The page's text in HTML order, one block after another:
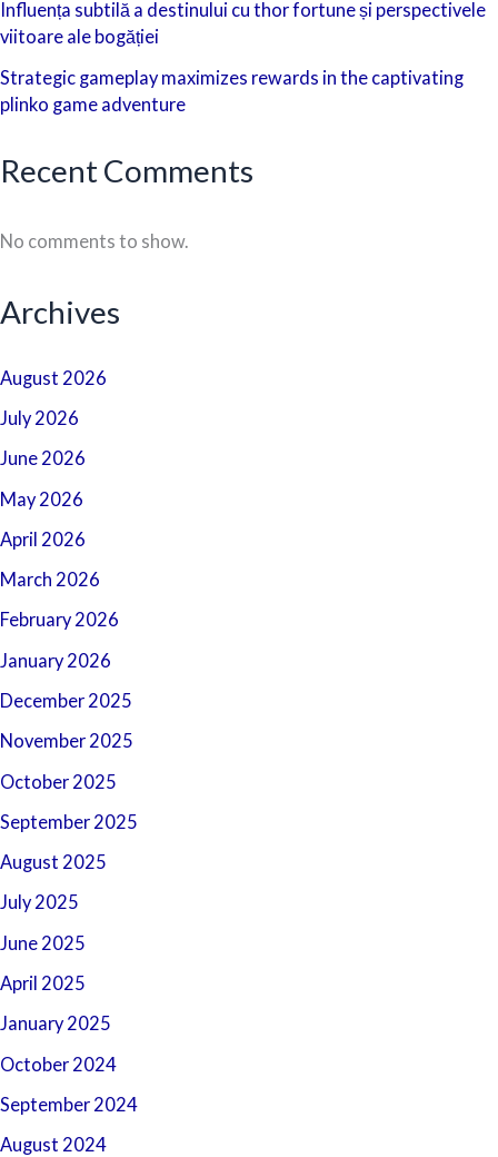
Influența subtilă a destinului cu thor fortune și perspectivele
viitoare ale bogăției
Strategic gameplay maximizes rewards in the captivating
plinko game adventure
Recent Comments
No comments to show.
Archives
August 2026
July 2026
June 2026
May 2026
April 2026
March 2026
February 2026
January 2026
December 2025
November 2025
October 2025
September 2025
August 2025
July 2025
June 2025
April 2025
January 2025
October 2024
September 2024
August 2024